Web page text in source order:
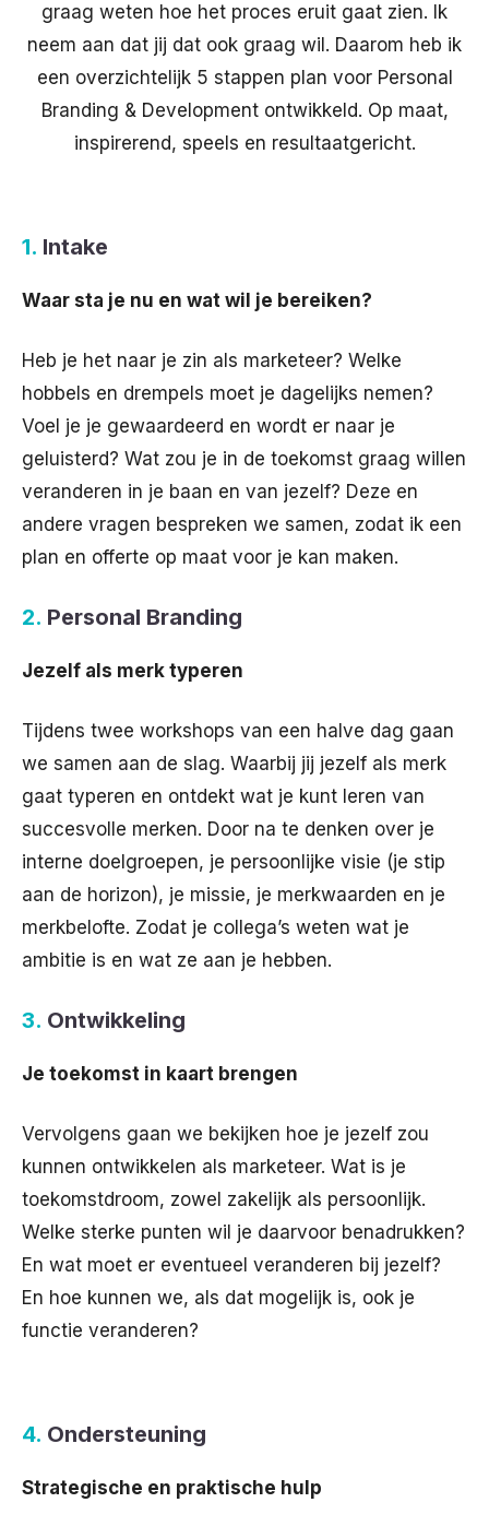
graag weten hoe het proces eruit gaat zien. Ik
neem aan dat jij dat ook graag wil. Daarom heb ik
een overzichtelijk 5 stappen plan voor Personal
Branding & Development ontwikkeld. Op maat,
inspirerend, speels en resultaatgericht.
1. Intake
Waar sta je nu en wat wil je bereiken?
Heb je het naar je zin als marketeer? Welke
hobbels en drempels moet je dagelijks nemen?
Voel je je gewaardeerd en wordt er naar je
geluisterd? Wat zou je in de toekomst graag willen
veranderen in je baan en van jezelf? Deze en
andere vragen bespreken we samen, zodat ik een
plan en offerte op maat voor je kan maken.
2. Personal Branding
Jezelf als merk typeren
Tijdens twee workshops van een halve dag gaan
we samen aan de slag. Waarbij jij jezelf als merk
gaat typeren en ontdekt wat je kunt leren van
succesvolle merken. Door na te denken over je
interne doelgroepen, je persoonlijke visie (je stip
aan de horizon), je missie, je merkwaarden en je
merkbelofte. Zodat je collega’s weten wat je
ambitie is en wat ze aan je hebben.
3. Ontwikkeling
Je toekomst in kaart brengen
Vervolgens gaan we bekijken hoe je jezelf zou
kunnen ontwikkelen als marketeer. Wat is je
toekomstdroom, zowel zakelijk als persoonlijk.
Welke sterke punten wil je daarvoor benadrukken?
En wat moet er eventueel veranderen bij jezelf?
En hoe kunnen we, als dat mogelijk is, ook je
functie veranderen?
4. Ondersteuning
Strategische en praktische hulp